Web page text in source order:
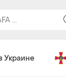
Украине